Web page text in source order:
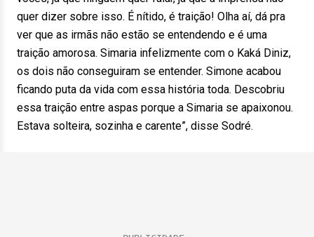
quer dizer sobre isso. É nítido, é traição! Olha aí, dá pra
ver que as irmãs não estão se entendendo e é uma
traição amorosa. Simaria infelizmente com o Kaká Diniz,
os dois não conseguiram se entender. Simone acabou
ficando puta da vida com essa história toda. Descobriu
essa traição entre aspas porque a Simaria se apaixonou.
Estava solteira, sozinha e carente”, disse Sodré.